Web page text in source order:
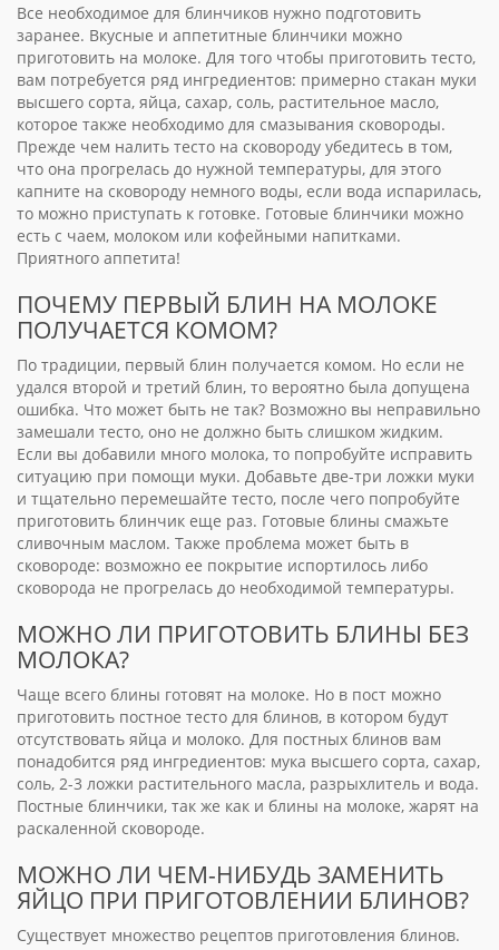
Все необходимое для блинчиков нужно подготовить
заранее. Вкусные и аппетитные блинчики можно
приготовить на молоке. Для того чтобы приготовить тесто,
вам потребуется ряд ингредиентов: примерно стакан муки
высшего сорта, яйца, сахар, соль, растительное масло,
которое также необходимо для смазывания сковороды.
Прежде чем налить тесто на сковороду убедитесь в том,
что она прогрелась до нужной температуры, для этого
капните на сковороду немного воды, если вода испарилась,
то можно приступать к готовке. Готовые блинчики можно
есть с чаем, молоком или кофейными напитками.
Приятного аппетита!
ПОЧЕМУ ПЕРВЫЙ БЛИН НА МОЛОКЕ
ПОЛУЧАЕТСЯ КОМОМ?
По традиции, первый блин получается комом. Но если не
удался второй и третий блин, то вероятно была допущена
ошибка. Что может быть не так? Возможно вы неправильно
замешали тесто, оно не должно быть слишком жидким.
Если вы добавили много молока, то попробуйте исправить
ситуацию при помощи муки. Добавьте две-три ложки муки
и тщательно перемешайте тесто, после чего попробуйте
приготовить блинчик еще раз. Готовые блины смажьте
сливочным маслом. Также проблема может быть в
сковороде: возможно ее покрытие испортилось либо
сковорода не прогрелась до необходимой температуры.
МОЖНО ЛИ ПРИГОТОВИТЬ БЛИНЫ БЕЗ
МОЛОКА?
Чаще всего блины готовят на молоке. Но в пост можно
приготовить постное тесто для блинов, в котором будут
отсутствовать яйца и молоко. Для постных блинов вам
понадобится ряд ингредиентов: мука высшего сорта, сахар,
соль, 2-3 ложки растительного масла, разрыхлитель и вода.
Постные блинчики, так же как и блины на молоке, жарят на
раскаленной сковороде.
МОЖНО ЛИ ЧЕМ-НИБУДЬ ЗАМЕНИТЬ
ЯЙЦО ПРИ ПРИГОТОВЛЕНИИ БЛИНОВ?
Существует множество рецептов приготовления блинов.